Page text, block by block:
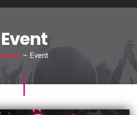
Event
Home – Event